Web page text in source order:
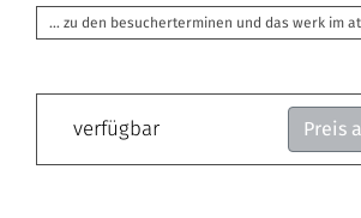
… zu den besucherterminen und das werk im
verfügbar Preis